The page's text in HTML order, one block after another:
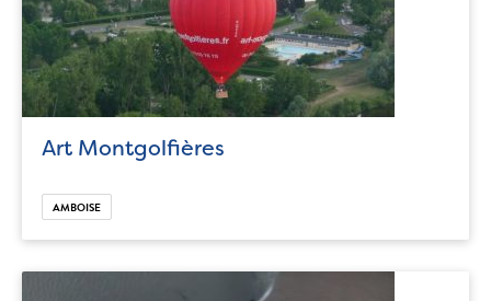
Art Montgolfières
AMBOISE